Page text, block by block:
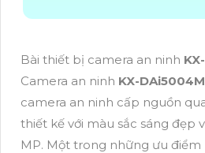
Bài thiết bị camera an ninh
Camera an ninh KX-
camera an ninh cấp nguồn
thiết kế với màu sắc sáng đẹp
MP. Một trong những ưu